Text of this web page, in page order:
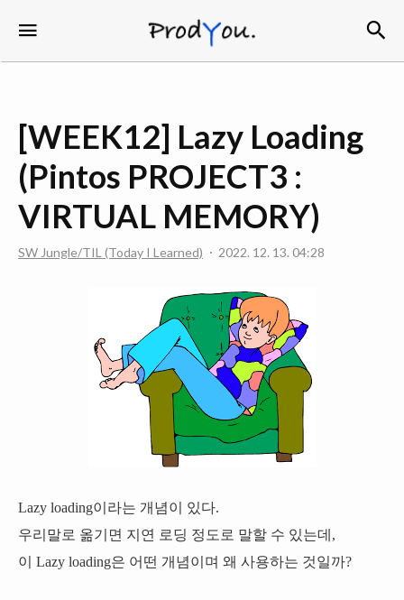
ProdYou
[WEEK12] Lazy Loading
(Pintos PROJECT3 :
VIRTUAL MEMORY)
SW Jungle/TIL (Today I Learned) 2022. 12. 13. 04:28
Lazy loading이라는 개념이 있다.
우리말로 옮기면 지연 로딩 정도로 말할 수 있는데,
이 Lazy loading은 어떤 개념이며 왜 사용하는 것일까?